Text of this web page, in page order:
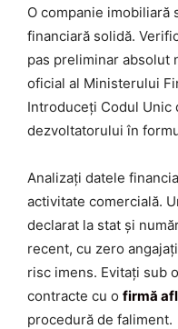
O companie imobiliară
financiară solidă.
pas preliminar absolut
oficial al Ministerului
Introduceți Codul Unic
dezvoltatorului în
Analizați datele
activitate comercială.
declarat la stat și
recent, cu zero
risc imens. Evitați sub
contracte cu o firmă
procedură de faliment.